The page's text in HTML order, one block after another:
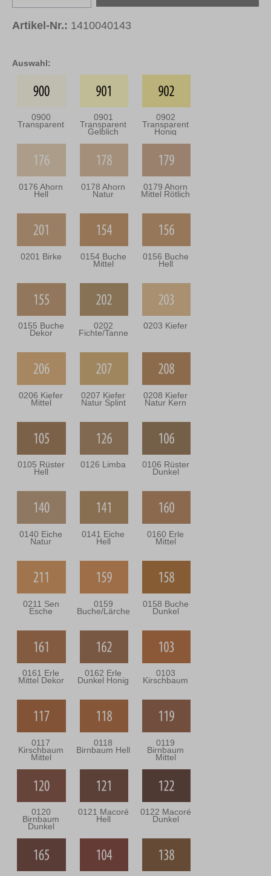
Auswahl:
0900
Transparent
0901
Transparent
Gelblich
0902
Transparent
Honig
0176 Ahorn
Hell
0178 Ahorn
Natur
0179 Ahorn
Mittel Rötlich
0201 Birke 0154 Buche
Mittel
0156 Buche
Hell
0155 Buche
Dekor
0202
Fichte/Tanne
0203 Kiefer
0206 Kiefer
Mittel
0207 Kiefer
Natur Splint
0208 Kiefer
Natur Kern
0105 Rüster
Hell
0126 Limba 0106 Rüster
Dunkel
0140 Eiche
Natur
0141 Eiche
Hell
0160 Erle
Mittel
0211 Sen
Esche
0159
Buche/Lärche
0158 Buche
Dunkel
0161 Erle
Mittel Dekor
0162 Erle
Dunkel Honig
0103
Kirschbaum
0117
Kirschbaum
Mittel
0118
Birnbaum Hell
0119
Birnbaum
Mittel
0120
Birnbaum
Dunkel
0121 Macoré
Hell
0122 Macoré
Dunkel
Artikel-Nr.: 1410040143